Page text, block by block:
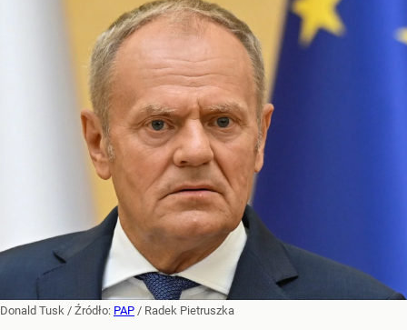
Donald Tusk / Źródło: PAP / Radek Pietruszka